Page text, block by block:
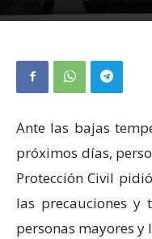
Ante las bajas
próximos días,
Protección Civil
las precauciones y
personas mayores y